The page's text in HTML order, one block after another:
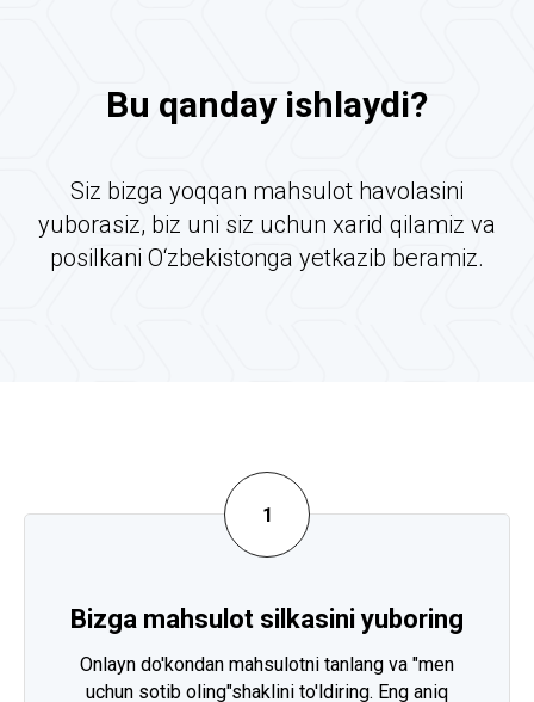
Bu qanday ishlaydi?
Siz bizga yoqqan mahsulot havolasini
yuborasiz, biz uni siz uchun xarid qilamiz va
posilkani O‘zbekistonga yetkazib beramiz.
Bizga mahsulot silkasini yuboring
Onlayn do'kondan mahsulotni tanlang va "men
uchun sotib oling"shaklini to'ldiring. Eng aniq